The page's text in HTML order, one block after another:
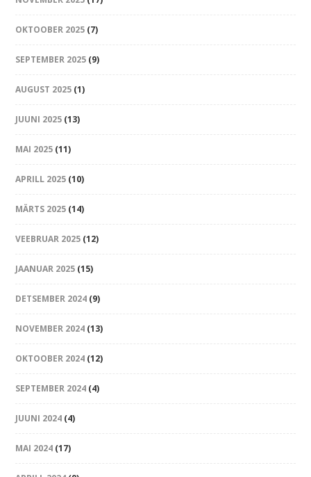
OKTOOBER 2025 (7)
SEPTEMBER 2025 (9)
AUGUST 2025 (1)
JUUNI 2025 (13)
MAI 2025 (11)
APRILL 2025 (10)
MÄRTS 2025 (14)
VEEBRUAR 2025 (12)
JAANUAR 2025 (15)
DETSEMBER 2024 (9)
NOVEMBER 2024 (13)
OKTOOBER 2024 (12)
SEPTEMBER 2024 (4)
JUUNI 2024 (4)
MAI 2024 (17)